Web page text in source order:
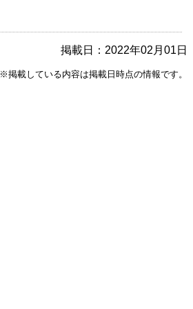
掲載日：2022年02月01日
※掲載している内容は掲載日時点の情報です。